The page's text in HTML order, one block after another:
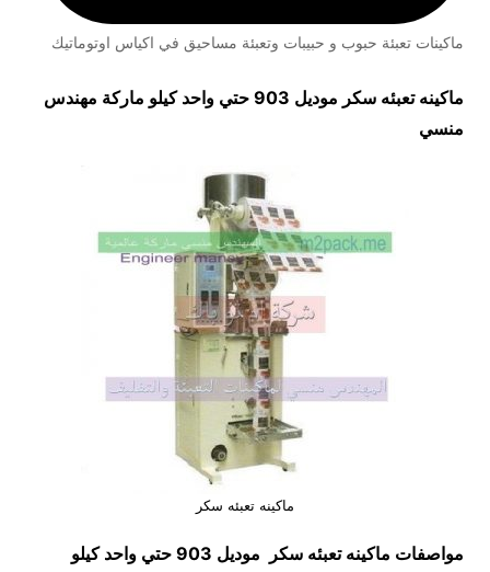
ماكينات تعبئة حبوب و حبيبات وتعبئة مساحيق في اكياس اوتوماتيك
ماكينه تعبئه سكر موديل 903 حتي واحد كيلو ماركة مهندس
منسي
ماكينه تعبئه سكر
مواصفات ماكينه تعبئه سكر
موديل 903 حتي واحد كيلو